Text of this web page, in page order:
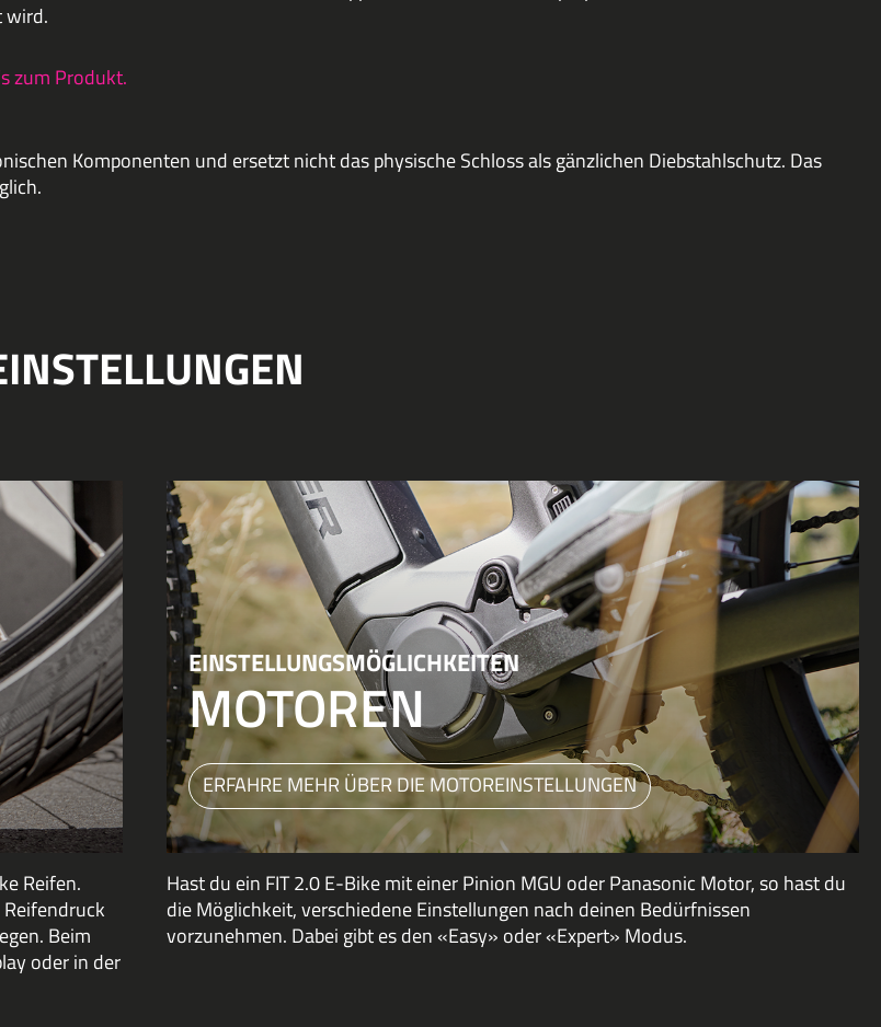
wird.
zum Produkt.
Komponenten und ersetzt nicht das physische Schloss als gänzlichen Diebstahlschutz. Das
Reifen.
Beim
oder in der
EINSTELLUNGSMÖGLICHKEITEN
MOTOREN
ERFAHRE MEHR ÜBER DIE MOTOREINSTELLUNGEN
Hast du ein FIT 2.0 E-Bike mit einer Pinion MGU oder Panasonic Motor, so hast du
die Möglichkeit, verschiedene Einstellungen nach deinen Bedürfnissen
vorzunehmen. Dabei gibt es den «Easy» oder «Expert» Modus.